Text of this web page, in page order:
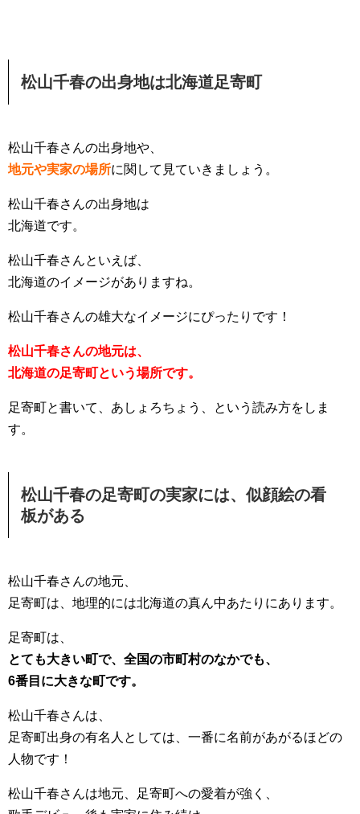
松山千春の出身地は北海道足寄町
松山千春さんの出身地や、
地元や実家の場所に関して見ていきましょう。
松山千春さんの出身地は
北海道です。
松山千春さんといえば、
北海道のイメージがありますね。
松山千春さんの雄大なイメージにぴったりです！
松山千春さんの地元は、
北海道の足寄町という場所です。
足寄町と書いて、あしょろちょう、という読み方をしま
す。
松山千春の足寄町の実家には、似顔絵の看
板がある
松山千春さんの地元、
足寄町は、地理的には北海道の真ん中あたりにあります。
足寄町は、
とても大きい町で、全国の市町村のなかでも、
6番目に大きな町です。
松山千春さんは、
足寄町出身の有名人としては、一番に名前があがるほどの
人物です！
松山千春さんは地元、足寄町への愛着が強く、